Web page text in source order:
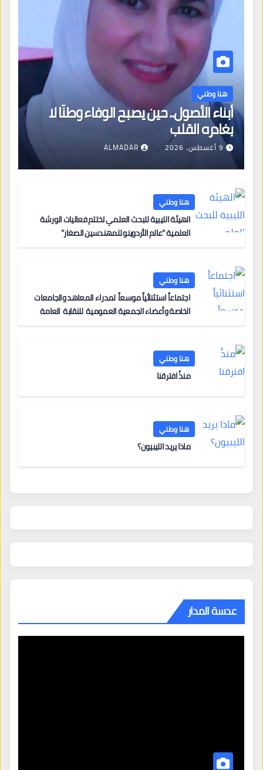
هنا وطني
أبناء الأصول.. حين يصبح الوفاء وطنًا لا
يغادره القلب
9 أغسطس، 2026 ALMADAR
هنا وطني
الهيئة الليبية للبحث العلمي تختتم فعاليات الورشة
العلمية “عالم الأردوينو للمهندسين الصغار”
هنا وطني
اجتماعاً استثنائياً موسعاً لمدراء المعاهد والجامعات
الخاصة وأعضاء الجمعية العمومية للنقابة العامة
هنا وطني
منذُ افترقنا
هنا وطني
ماذا يريد الليبيون؟
عدسة المدار